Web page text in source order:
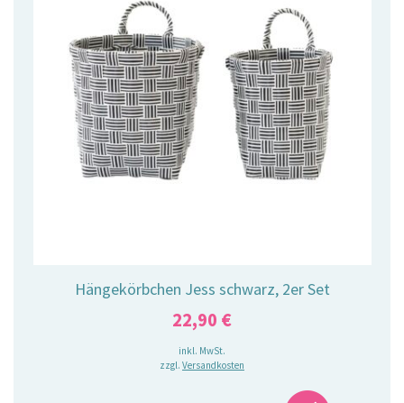
Hängekörbchen Jess schwarz, 2er Set
22,90 €
inkl. MwSt.
zzgl. Versandkosten